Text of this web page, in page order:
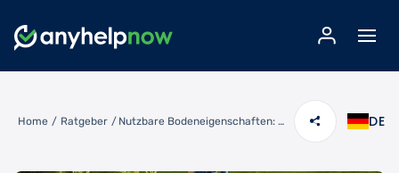
Home / Ratgeber / Nutzbare Bodeneigenschaften: Was Ihr Boden wirklich kann DE